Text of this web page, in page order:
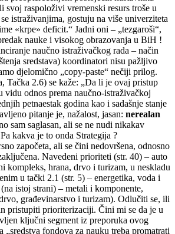
svoj raspoloživi vremenski resurs troše u
istraživanjima, gostuju na više univerziteta
«krpe» deficit.“ Jadni oni – „tezgaroši“,
nauke i visokog obrazovanja u BiH !
naučno istraživačkog rada – način
sredstava) koordinatori nisu pažljivo
djelomično „copy-paste“ nečiji prilog.
Tačka 2.6) se kaže: „Da li je ovaj pristup
vidu odnos prema naučno-istraživačkoj
petnaestak godina kao i sadašnje stanje
pitanje je, nažalost, jasan: nerealan
sam saglasan, ali se ne nudi nikakav
Pa kakva je to onda Strategija ?
započeta, ali se čini nedovršena, odnosno
Navedeni prioriteti (str. 40) – auto
kompleks, hrana, drvo i turizam, u neskladu
u tački 2.1 (str. 5) – energetika, voda i
istoj strani) – metali i komponente,
građevinarstvo i turizam). Odlučiti se, ili
pristupiti prioriterizaciji. Čini mi se da je u
ključni segment iz preporuka ovog
„sredstva fondova za nauku treba promatrati